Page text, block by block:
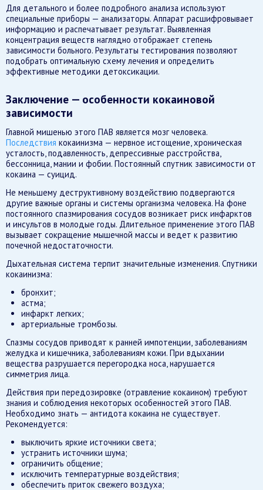
Для детального и более подробного анализа используют
специальные приборы — анализаторы. Аппарат расшифровывает
информацию и распечатывает результат. Выявленная
концентрация веществ наглядно отображает степень
зависимости больного. Результаты тестирования позволяют
подобрать оптимальную схему лечения и определить
эффективные методики детоксикации.
Заключение — особенности кокаиновой
зависимости
Главной мишенью этого ПАВ является мозг человека.
Последствия кокаинизма — нервное истощение, хроническая
усталость, подавленность, депрессивные расстройства,
бессонница, мании и фобии. Постоянный спутник зависимости от
кокаина — суицид.
Не меньшему деструктивному воздействию подвергаются
другие важные органы и системы организма человека. На фоне
постоянного спазмирования сосудов возникает риск инфарктов
и инсультов в молодые годы. Длительное применение этого ПАВ
вызывает сокращение мышечной массы и ведет к развитию
почечной недостаточности.
Дыхательная система терпит значительные изменения. Спутники
кокаинизма:
бронхит;
астма;
инфаркт легких;
артериальные тромбозы.
Спазмы сосудов приводят к ранней импотенции, заболеваниям
желудка и кишечника, заболеваниям кожи. При вдыхании
вещества разрушается перегородка носа, нарушается
симметрия лица.
Действия при передозировке (отравление кокаином) требуют
знания и соблюдения некоторых особенностей этого ПАВ.
Необходимо знать — антидота кокаина не существует.
Рекомендуется:
выключить яркие источники света;
устранить источники шума;
ограничить общение;
исключить температурные воздействия;
обеспечить приток свежего воздуха;